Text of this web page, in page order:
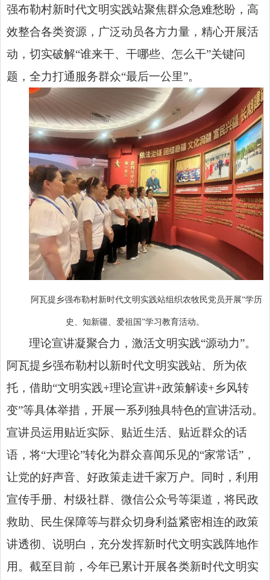
强布勒村新时代文明实践站聚焦群众急难愁盼，高
效整合各类资源，广泛动员各方力量，精心开展活
动，切实破解“谁来干、干哪些、怎么干”关键问
题，全力打通服务群众“最后一公里”。
阿瓦提乡强布勒村新时代文明实践站组织农牧民党员开展“学历
史、知新疆、爱祖国”学习教育活动。
理论宣讲凝聚合力，激活文明实践“源动力”。
阿瓦提乡强布勒村以新时代文明实践站、所为依
托，借助“文明实践+理论宣讲+政策解读+乡风转
变”等具体举措，开展一系列独具特色的宣讲活动。
宣讲员运用贴近实际、贴近生活、贴近群众的话
语，将“大理论”转化为群众喜闻乐见的“家常话”，
让党的好声音、好政策走进千家万户。同时，利用
宣传手册、村级社群、微信公众号等渠道，将民政
救助、民生保障等与群众切身利益紧密相连的政策
讲透彻、说明白，充分发挥新时代文明实践阵地作
用。截至目前，今年已累计开展各类新时代文明实